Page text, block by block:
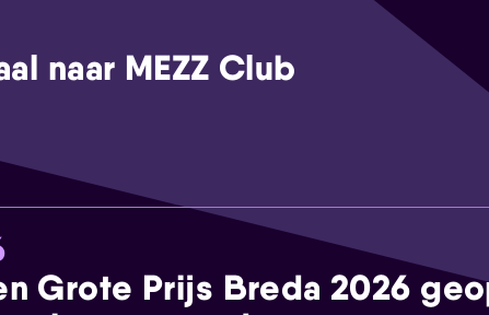
naar MEZZ Club
Grote Prijs Breda 2026